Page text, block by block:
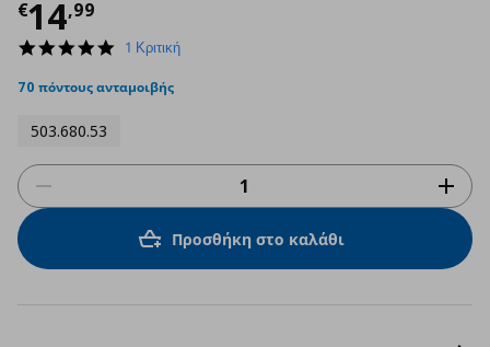
€14,99
Τρέχουσα τιμή
5.0
rating
1 Κριτική
70 πόντους ανταμοιβής
503.680.53
Προσθήκη στο καλάθι